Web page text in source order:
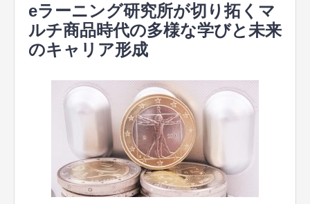
eラーニング研究所が切り拓くマ
ルチ商品時代の多様な学びと未来
のキャリア形成